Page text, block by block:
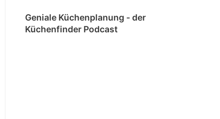
Geniale Küchenplanung - der
Küchenfinder Podcast